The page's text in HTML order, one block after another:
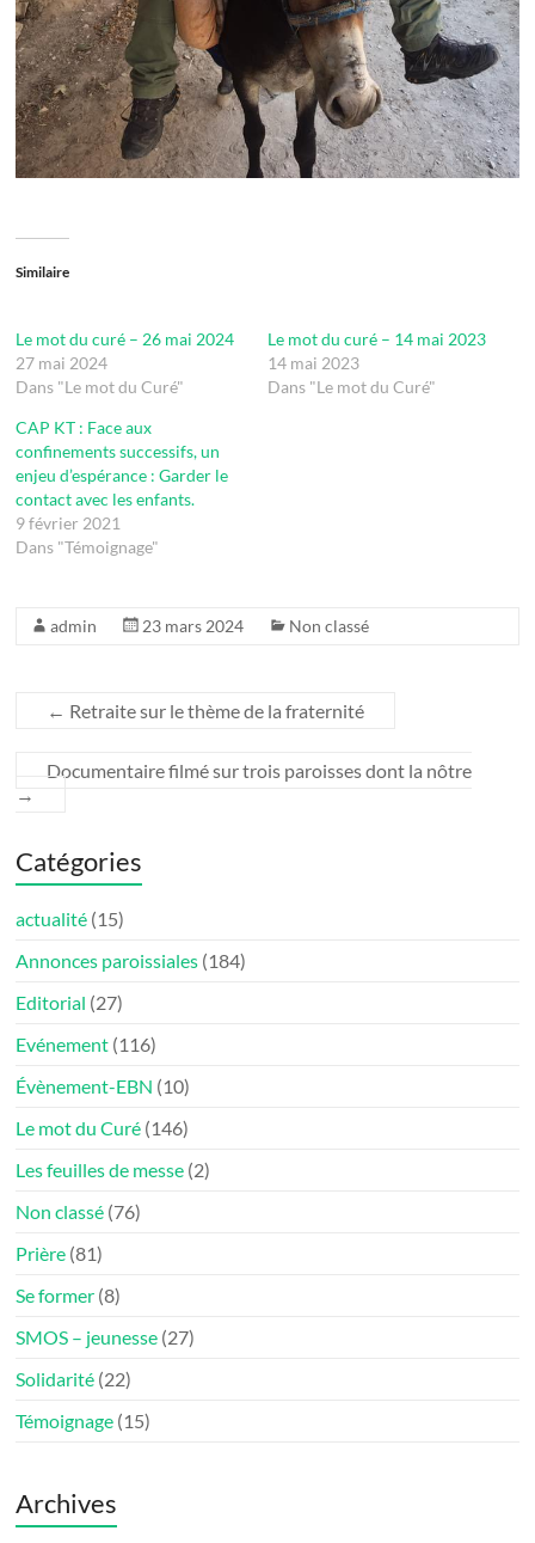
Similaire
Le mot du curé – 26 mai 2024
27 mai 2024
Dans "Le mot du Curé"
Le mot du curé – 14 mai 2023
14 mai 2023
Dans "Le mot du Curé"
CAP KT : Face aux
confinements successifs, un
enjeu d’espérance : Garder le
contact avec les enfants.
9 février 2021
Dans "Témoignage"
admin 23 mars 2024 Non classé
← Retraite sur le thème de la fraternité
Documentaire filmé sur trois paroisses dont la nôtre
→
Catégories
actualité (15)
Annonces paroissiales (184)
Editorial (27)
Evénement (116)
Évènement-EBN (10)
Le mot du Curé (146)
Les feuilles de messe (2)
Non classé (76)
Prière (81)
Se former (8)
SMOS – jeunesse (27)
Solidarité (22)
Témoignage (15)
Archives